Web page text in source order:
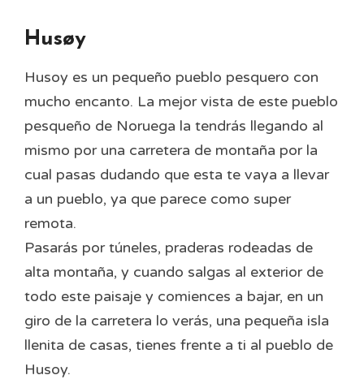
Husøy
Husoy es un pequeño pueblo pesquero con
mucho encanto. La mejor vista de este pueblo
pesqueño de Noruega la tendrás llegando al
mismo por una carretera de montaña por la
cual pasas dudando que esta te vaya a llevar
a un pueblo, ya que parece como super
remota.
Pasarás por túneles, praderas rodeadas de
alta montaña, y cuando salgas al exterior de
todo este paisaje y comiences a bajar, en un
giro de la carretera lo verás, una pequeña isla
llenita de casas, tienes frente a ti al pueblo de
Husoy.